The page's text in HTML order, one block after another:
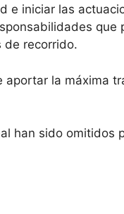
e iniciar las
de recorrido.
la máxima
han sido